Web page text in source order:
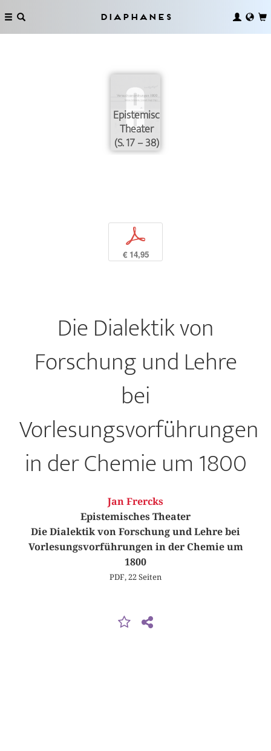
Diaphanes
Epistemisches
Theater
(S. 17 – 38)
p
€ 14,95
Die Dialektik von
Forschung und Lehre
bei
Vorlesungsvorführungen
in der Chemie um 1800
Jan Frercks
Epistemisches Theater
Die Dialektik von Forschung und Lehre bei
Vorlesungsvorführungen in der Chemie um
1800
PDF, 22 Seiten